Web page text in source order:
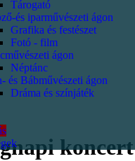
Tárogató
és iparművészeti ágon
Grafika és festészet
Fotó - film
ágon
Néptánc
és Bábművészeti ágon
Dráma és színjáték
koncert